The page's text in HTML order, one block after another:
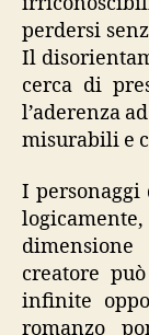
perdersi
Il
cerca di
l’aderenza
misurabili e
I
creatore
infinite
romanzo